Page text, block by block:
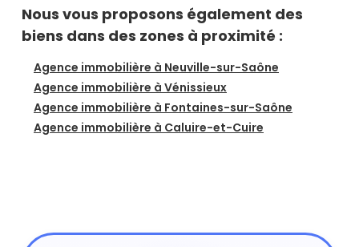
Nous vous proposons également des
biens dans des zones à proximité :
Agence immobilière à Neuville-sur-Saône
Agence immobilière à Vénissieux
Agence immobilière à Fontaines-sur-Saône
Agence immobilière à Caluire-et-Cuire